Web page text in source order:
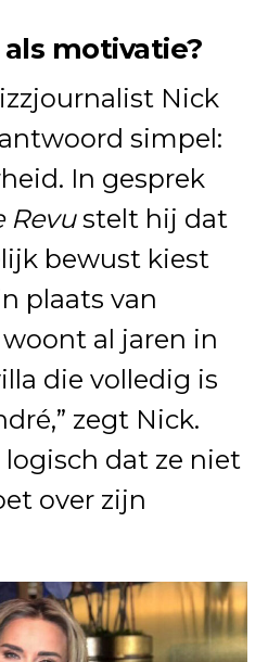
motivatie?
Nick
simpel:
In gesprek
Revustelt hij dat
bewust kiest
plaats van
woont al jaren in
die volledig is
zegt Nick.
dat ze niet
over zijn